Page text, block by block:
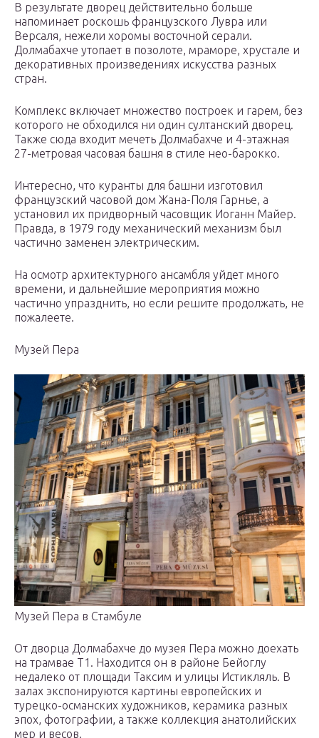
В результате дворец действительно больше
напоминает роскошь французского Лувра или
Версаля, нежели хоромы восточной серали.
Долмабахче утопает в позолоте, мраморе, хрустале и
декоративных произведениях искусства разных
стран.
Комплекс включает множество построек и гарем, без
которого не обходился ни один султанский дворец.
Также сюда входит мечеть Долмабахче и 4-этажная
27-метровая часовая башня в стиле нео-барокко.
Интересно, что куранты для башни изготовил
французский часовой дом Жана-Поля Гарнье, а
установил их придворный часовщик Иоганн Майер.
Правда, в 1979 году механический механизм был
частично заменен электрическим.
На осмотр архитектурного ансамбля уйдет много
времени, и дальнейшие мероприятия можно
частично упразднить, но если решите продолжать, не
пожалеете.
Музей Пера
Музей Пера в Стамбуле
От дворца Долмабахче до музея Пера можно доехать
на трамвае Т1. Находится он в районе Бейоглу
недалеко от площади Таксим и улицы Истикляль. В
залах экспонируются картины европейских и
турецко-османских художников, керамика разных
эпох, фотографии, а также коллекция анатолийских
мер и весов.